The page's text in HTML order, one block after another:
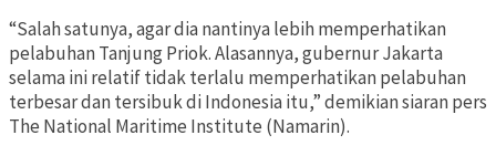
“Salah satunya, agar dia nantinya lebih memperhatikan
pelabuhan Tanjung Priok. Alasannya, gubernur Jakarta
selama ini relatif tidak terlalu memperhatikan pelabuhan
terbesar dan tersibuk di Indonesia itu,” demikian siaran pers
The National Maritime Institute (Namarin).